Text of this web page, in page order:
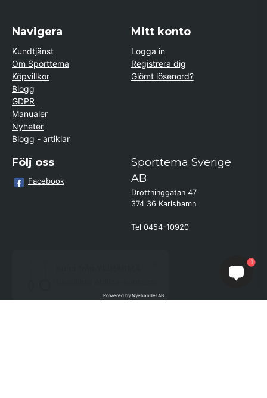
Navigera
Kundtjänst
Om Sporttema
Köpvillkor
Blogg
GDPR
Manualer
Nyheter
Blogg - artiklar
Mitt konto
Logga in
Registrera dig
Glömt lösenord?
Följ oss
Facebook
Sporttema Sverige
AB
Drottninggatan 47
374 36 Karlshamn
Tel 0454-10920
Powered by Nyehandel AB
1